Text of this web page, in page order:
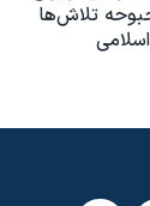
تلاش‌ها